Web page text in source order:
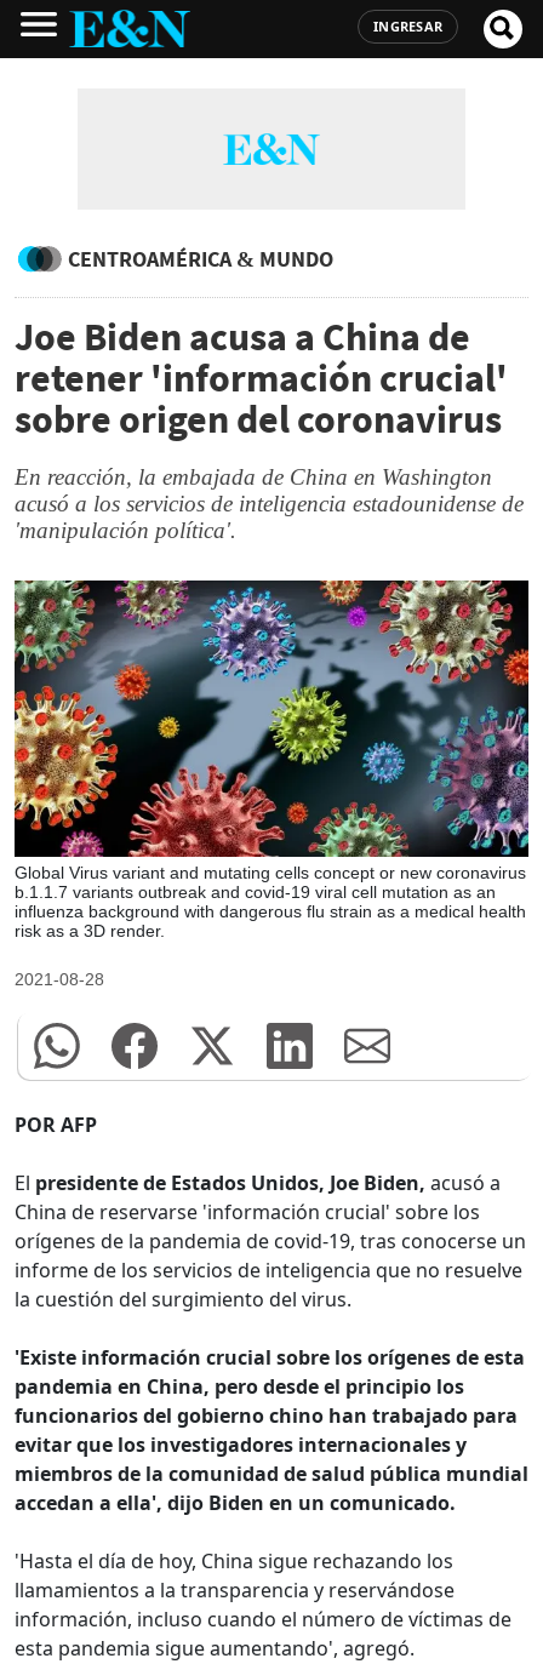
INGRESAR
CENTROAMÉRICA & MUNDO
Joe Biden acusa a China de
retener 'información crucial'
sobre origen del coronavirus
En reacción, la embajada de China en Washington
acusó a los servicios de inteligencia estadounidense de
'manipulación política'.
Global Virus variant and mutating cells concept or new coronavirus
b.1.1.7 variants outbreak and covid-19 viral cell mutation as an
influenza background with dangerous flu strain as a medical health
risk as a 3D render.
2021-08-28
POR AFP
El presidente de Estados Unidos, Joe Biden, acusó a
China de reservarse 'información crucial' sobre los
orígenes de la pandemia de covid-19, tras conocerse un
informe de los servicios de inteligencia que no resuelve
la cuestión del surgimiento del virus.
'Existe información crucial sobre los orígenes de esta
pandemia en China, pero desde el principio los
funcionarios del gobierno chino han trabajado para
evitar que los investigadores internacionales y
miembros de la comunidad de salud pública mundial
accedan a ella', dijo Biden en un comunicado.
'Hasta el día de hoy, China sigue rechazando los
llamamientos a la transparencia y reservándose
información, incluso cuando el número de víctimas de
esta pandemia sigue aumentando', agregó.